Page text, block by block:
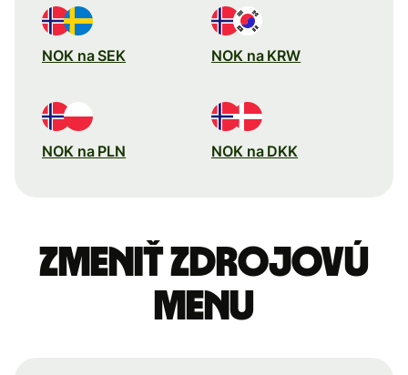
NOK na SEK NOK na KRW
NOK na PLN NOK na DKK
Zmeniť zdrojovú
menu